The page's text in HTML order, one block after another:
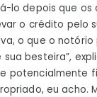
lo depois que os
o crédito pelo
o que o
besteira”,
potencialmente
eu acho.